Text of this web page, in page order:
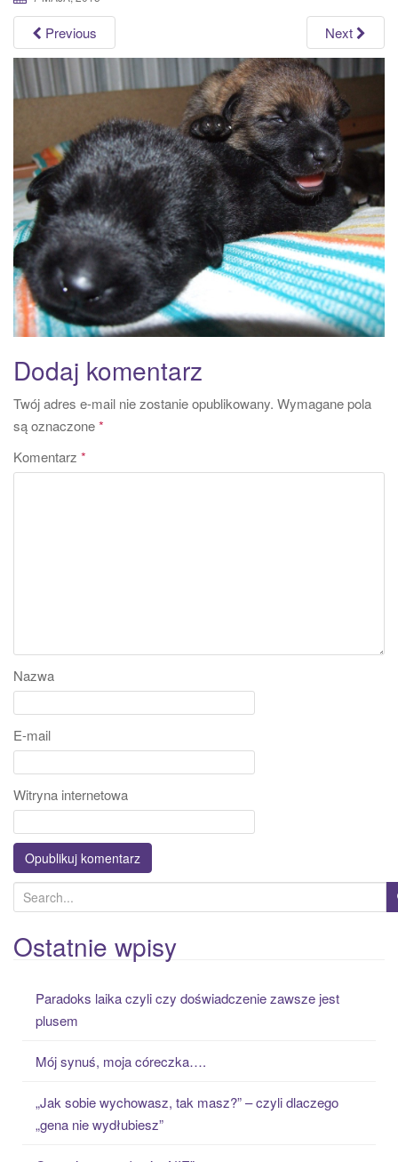
a
t
i
o
Previous Next
Dodaj komentarz
Twój adres e-mail nie zostanie opublikowany. Wymagane pola
są oznaczone*
Komentarz *
Nazwa
E-mail
Witryna internetowa
e
a
r
Ostatnie wpisy
Paradoks laika czyli czy doświadczenie zawsze jest
plusem
Mój synuś, moja córeczka….
„Jak sobie wychowasz, tak masz?” – czyli dlaczego
„gena nie wydłubiesz”